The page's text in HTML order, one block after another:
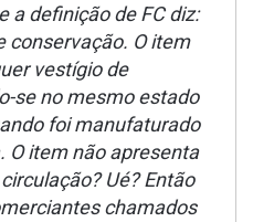
a definição de FC diz:
conservação. O item
vestígio de
se no mesmo estado
foi manufaturado
O item não apresenta
Ué? Então
chamados